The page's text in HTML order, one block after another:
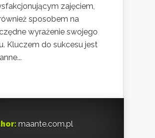
zajęciem,
sposobem na
wyrażenie swojego
Kluczem do sukcesu jest
maante.com.pl